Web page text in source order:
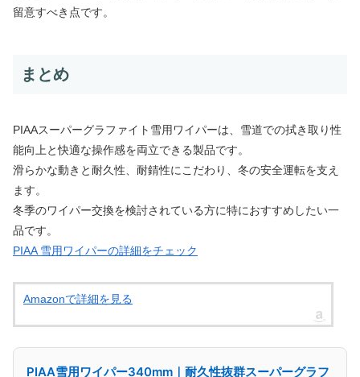
留意すべき点です。
まとめ
PIAAスーパーグラファイト雪用ワイパーは、雪道での拭き取り性
能向上と快適な操作感を両立できる製品です。
滑らかな動きと耐久性、耐錆性にこだわり、冬の安全運転を支え
ます。
冬季のワイパー交換を検討されている方に特におすすめしたい一
品です。
PIAA 雪用ワイパーの詳細をチェック
Amazonで詳細を見る
PIAA雪用ワイパー340mm｜耐久性抜群スーパーグラフ